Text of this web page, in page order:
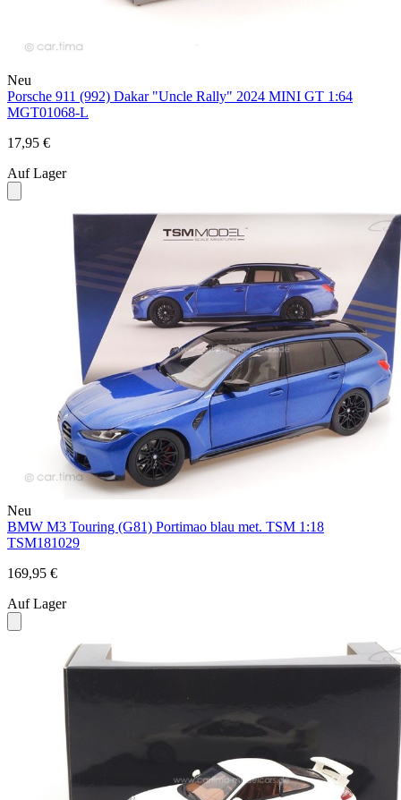
Neu
Porsche 911 (992) Dakar "Uncle Rally" 2024 MINI GT 1:64
MGT01068-L
17,95 €
Auf Lager
Neu
BMW M3 Touring (G81) Portimao blau met. TSM 1:18
TSM181029
169,95 €
Auf Lager